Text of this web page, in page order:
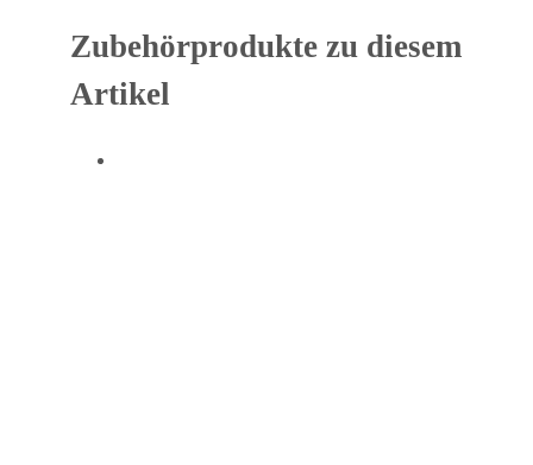
Zubehörprodukte zu diesem
Artikel